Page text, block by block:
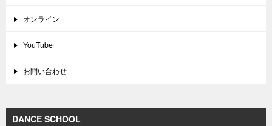
オンライン
YouTube
お問い合わせ
DANCE SCHOOL